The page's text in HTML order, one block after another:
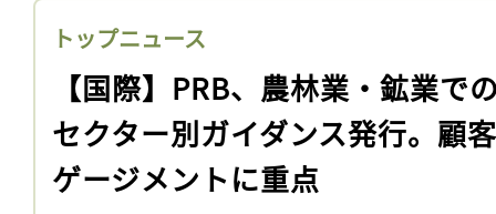
トップニュース
【国際】PRB、農林業・鉱業で
セクター別ガイダンス発行。顧
ゲージメントに重点